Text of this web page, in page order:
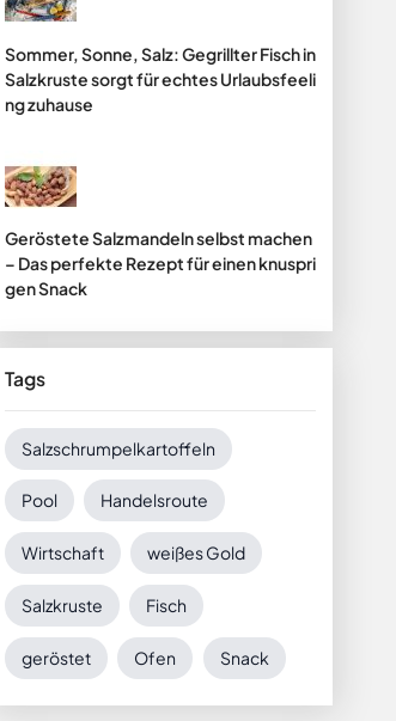
Sommer, Sonne, Salz: Gegrillter Fisch in
Salzkruste sorgt für echtes Urlaubsfeeli
ng zuhause
Geröstete Salzmandeln selbst machen
– Das perfekte Rezept für einen knuspri
gen Snack
Tags
Salzschrumpelkartoffeln
Pool Handelsroute
Wirtschaft weißes Gold
Salzkruste Fisch
geröstet Ofen Snack